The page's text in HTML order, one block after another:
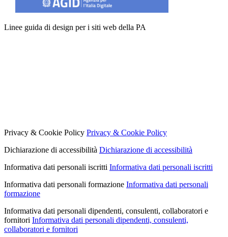
Linee guida di design per i siti web della PA
Privacy & Cookie Policy Privacy & Cookie Policy
Dichiarazione di accessibilità Dichiarazione di accessibilità
Informativa dati personali iscritti Informativa dati personali iscritti
Informativa dati personali formazione Informativa dati personali
formazione
Informativa dati personali dipendenti, consulenti, collaboratori e
fornitori Informativa dati personali dipendenti, consulenti,
collaboratori e fornitori